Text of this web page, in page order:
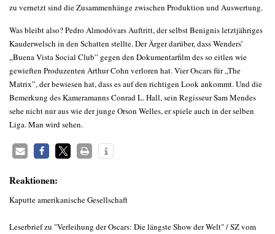
zu vernetzt sind die Zusammenhänge zwischen Produktion und Auswertung.
Was bleibt also? Pedro Almodóvars Auftritt, der selbst Benignis letztjähriges
Kauderwelsch in den Schatten stellte. Der Ärger darüber, dass Wenders’
„Buena Vista Social Club” gegen den Dokumentarfilm des so eitlen wie
gewieften Produzenten Arthur Cohn verloren hat. Vier Oscars für „The
Matrix”, der bewiesen hat, dass es auf den richtigen Look ankommt. Und die
Bemerkung des Kameramanns Conrad L. Hall, sein Regisseur Sam Mendes
sehe nicht nur aus wie der junge Orson Welles, er spiele auch in der selben
Liga. Man wird sehen.
Reaktionen:
Kaputte amerikanische Gesellschaft
Leserbrief zu "Verleihung der Oscars: Die längste Show der Welt" / SZ vom